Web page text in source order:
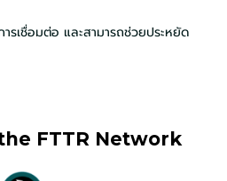
รเชื่อมต่อ และสามารถช่วยประหยัด
FTTR Network